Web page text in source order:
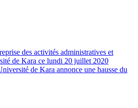
des activités administratives et
de Kara ce lundi 20 juillet 2020
de Kara annonce une hausse du